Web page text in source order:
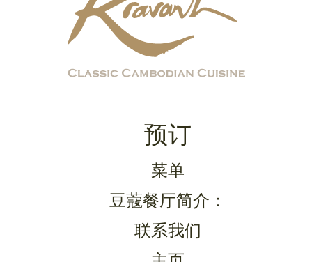
预订
菜单
豆蔻餐厅简介：
联系我们